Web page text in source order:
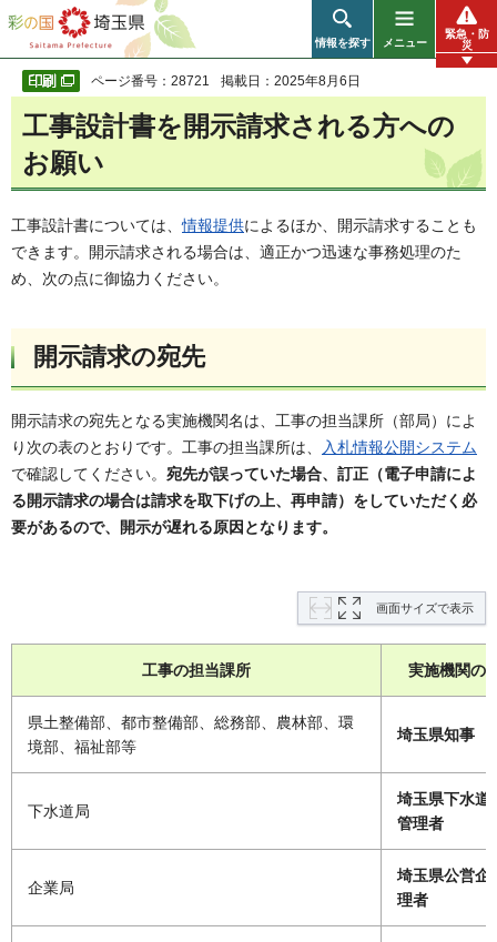
彩の国 埼玉県
情報を探す メニュー
緊急・防
災
ページ番号：28721 掲載日：2025年8月6日
工事設計書を開示請求される方への
お願い
工事設計書については、情報提供によるほか、開示請求することも
できます。開示請求される場合は、適正かつ迅速な事務処理のた
め、次の点に御協力ください。
開示請求の宛先
開示請求の宛先となる実施機関名は、工事の担当課所（部局）によ
り次の表のとおりです。工事の担当課所は、
入札情報公開システム
で確認してください。 宛先が誤っていた場合、訂正（電子申請によ
る開示請求の場合は請求を取下げの上、再申請）をしていただく必
要があるので、開示が遅れる原因となります。
画面サイズで表示
工事の担当課所 実施機関の
県土整備部、都市整備部、総務部、農林部、環
境部、福祉部等
埼玉県知事
下水道局
埼玉県下水道
管理者
企業局
埼玉県公営企
理者